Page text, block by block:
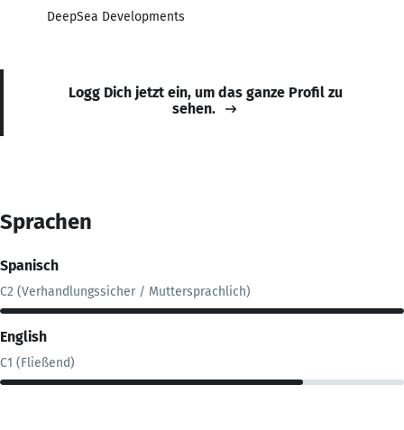
DeepSea Developments
Logg Dich jetzt ein, um das ganze Profil zu
sehen.
Sprachen
Spanisch
C2 (Verhandlungssicher / Muttersprachlich)
English
C1 (Fließend)